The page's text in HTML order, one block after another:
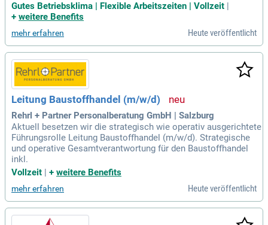
Gutes Betriebsklima | Flexible Arbeitszeiten | Vollzeit
+ weitere Benefits
mehr erfahren Heute veröffentlicht
Leitung Baustoffhandel (m/w/d)
Rehrl + Partner Personalberatung GmbH | Salzburg
Aktuell besetzen wir die strategisch wie operativ ausgerichtete
Führungsrolle Leitung Baustoffhandel (m/w/d). Strategische
und operative Gesamtverantwortung für den Baustoffhandel
inkl.
Vollzeit | + weitere Benefits
mehr erfahren Heute veröffentlicht